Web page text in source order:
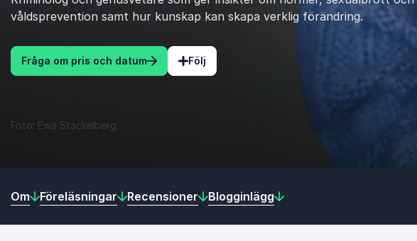
våldsprevention samt hur kunskap kan skapa verklig förändring.
Fråga om pris och datum Följ
Foto: Ewa Stackelberg
Om Föreläsningar Recensioner Blogginlägg